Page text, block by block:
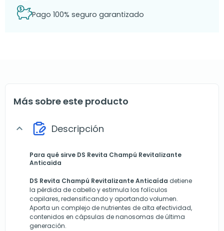
Pago 100% seguro garantizado
Más sobre este producto
expand_more Descripción
Para qué sirve DS Revita Champú Revitalizante
Anticaida
DS Revita Champú Revitalizante Anticaída detiene
la pérdida de cabello y estimula los folículos
capilares, redensificando y aportando volumen.
Aporta un complejo de nutrientes de alta efectividad,
contenidos en cápsulas de nanosomas de última
generación.